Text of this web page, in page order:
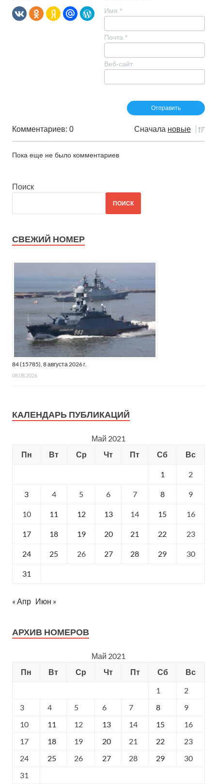
Имя *
Почта *
Веб-сайт
Комментариев: 0 Сначала новые
Пока еще не было комментариев
Поиск
ПОИСК
СВЕЖИЙ НОМЕР
84 (15785), 8 августа 2026 г.
08.08.2026
КАЛЕНДАРЬ ПУБЛИКАЦИЙ
Май 2021
Пн
Вт Ср Чт Пт Сб Вс
1 2
3 4 5 6 7 8 9
10 11 12 13 14 15 16
17 18 19 20 21 22 23
24 25 26 27 28 29 30
31
« Апр Июн »
АРХИВ НОМЕРОВ
Май 2021
Пн
Вт Ср Чт Пт Сб
Вс
1
2
3
4 5 6 7 8
9
10
11 12 13 14 15
16
17
18 19 20 21 22
23
24
25 26 27 28 29
30
31